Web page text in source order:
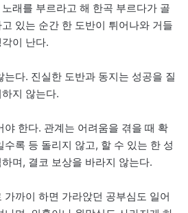
래를 부르라고 해 한곡 부르다가 골
있는 순간 한 도반이 튀어나와 거들
이 난다.
다. 진실한 도반과 동지는 성공을 질
지 않는다.
야 한다. 관계는 어려움을 겪을 때 확
록 등 돌리지 않고, 할 수 있는 한 성
며, 결코 보상을 바라지 않는다.
까이 하면 가라앉던 공부심도 일어